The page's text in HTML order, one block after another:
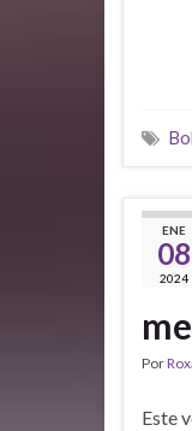
ENE
08
2024
Por
Este